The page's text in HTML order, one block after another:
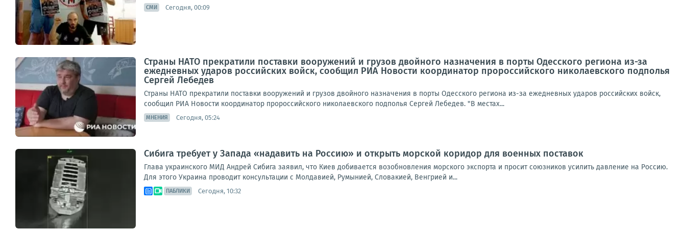
СМИ Сегодня, 00:09
Страны НАТО прекратили поставки вооружений и грузов двойного назначения в порты Одесского региона из-за
ежедневных ударов российских войск, сообщил РИА Новости координатор пророссийского николаевского подполья
Сергей Лебедев
Страны НАТО прекратили поставки вооружений и грузов двойного назначения в порты Одесского региона из-за ежедневных ударов российских войск,
сообщил РИА Новости координатор пророссийского николаевского подполья Сергей Лебедев. "В местах...
МНЕНИЯ Сегодня, 05:24
Сибига требует у Запада «надавить на Россию» и открыть морской коридор для военных поставок
Глава украинского МИД Андрей Сибига заявил, что Киев добивается возобновления морского экспорта и просит союзников усилить давление на Россию.
Для этого Украина проводит консультации с Молдавией, Румынией, Словакией, Венгрией и...
ПАБЛИКИ Сегодня, 10:32